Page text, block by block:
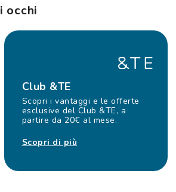
occhi
Club &TE
Scopri i vantaggi e le offerte
esclusive del Club &TE, a
partire da 20€ al mese.
Scopri di più